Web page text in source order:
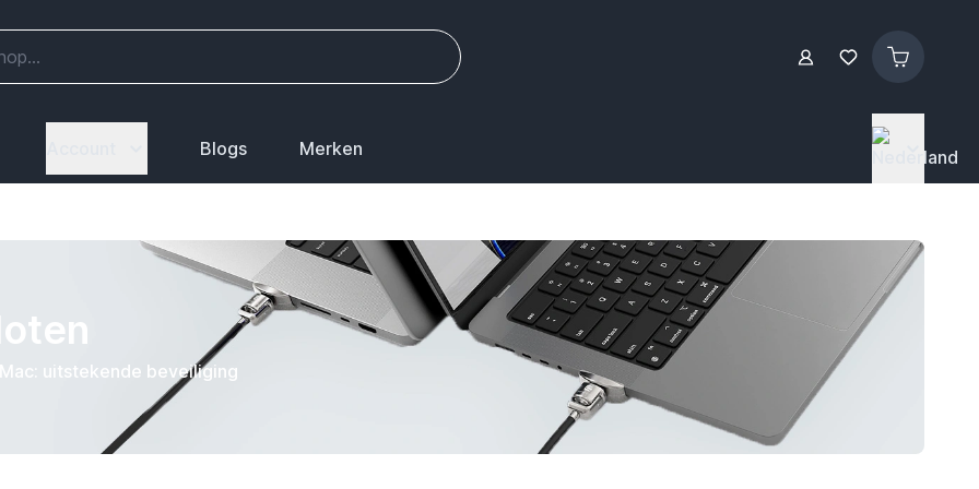
Blogs Merken
uitstekende beveiliging